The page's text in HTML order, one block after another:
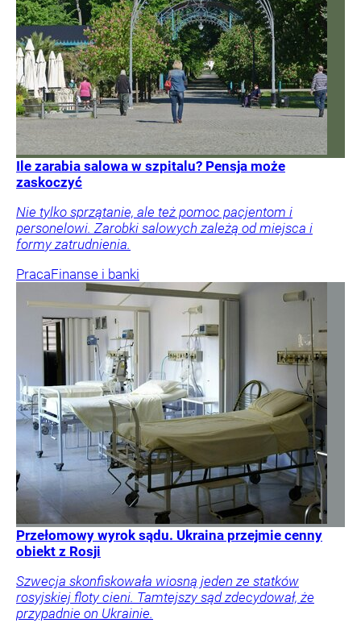
Ile zarabia salowa w szpitalu? Pensja może
zaskoczyć
Nie tylko sprzątanie, ale też pomoc pacjentom i
personelowi. Zarobki salowych zależą od miejsca i
formy zatrudnienia.
PracaFinanse i banki
Przełomowy wyrok sądu. Ukraina przejmie cenny
obiekt z Rosji
Szwecja skonfiskowała wiosną jeden ze statków
rosyjskiej floty cieni. Tamtejszy sąd zdecydował, że
przypadnie on Ukrainie.